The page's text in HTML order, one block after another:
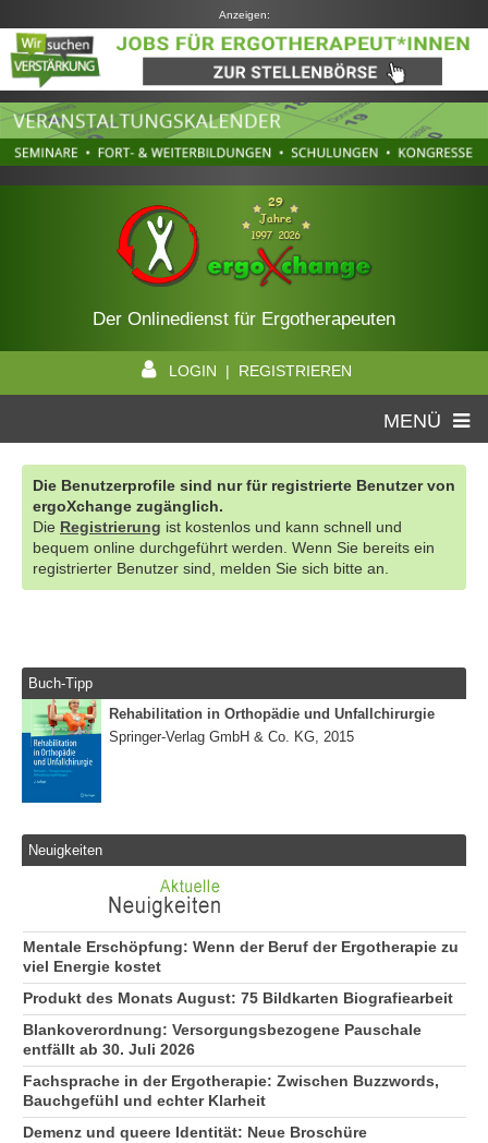
Anzeigen:
Der Onlinedienst für Ergotherapeuten
LOGIN | REGISTRIEREN
MENÜ
Die Benutzerprofile sind nur für registrierte Benutzer von
ergoXchange zugänglich.
Die Registrierung ist kostenlos und kann schnell und
bequem online durchgeführt werden. Wenn Sie bereits ein
registrierter Benutzer sind, melden Sie sich bitte an.
Buch-Tipp
Rehabilitation in Orthopädie und Unfallchirurgie
Springer-Verlag GmbH & Co. KG, 2015
Neuigkeiten
Mentale Erschöpfung: Wenn der Beruf der Ergotherapie zu
viel Energie kostet
Produkt des Monats August: 75 Bildkarten Biografiearbeit
Blankoverordnung: Versorgungsbezogene Pauschale
entfällt ab 30. Juli 2026
Fachsprache in der Ergotherapie: Zwischen Buzzwords,
Bauchgefühl und echter Klarheit
Demenz und queere Identität: Neue Broschüre